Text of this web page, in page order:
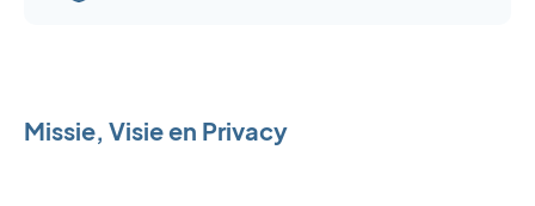
Missie, Visie en Privacy